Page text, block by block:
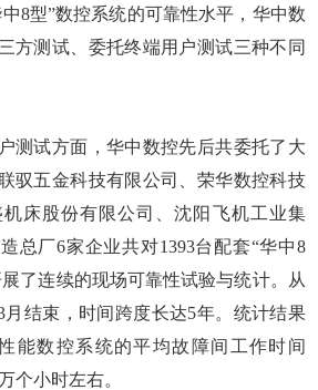
型”数控系统的可靠性水平，华中数
方测试、委托终端用户测试三种不同
试方面，华中数控先后共委托了大
驭五金科技有限公司、荣华数控科技
床股份有限公司、沈阳飞机工业集
总厂6家企业共对1393台配套“华中8
了连续的现场可靠性试验与统计。从
月结束，时间跨度长达5年。统计结果
能数控系统的平均故障间工作时间
个小时左右。